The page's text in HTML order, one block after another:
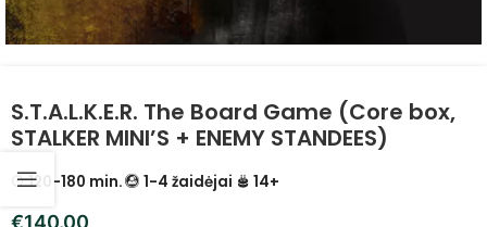
S.T.A.L.K.E.R. The Board Game (Core box,
STALKER MINI’S + ENEMY STANDEES)
120-180 min. 1-4 žaidėjai 14+
€140.00